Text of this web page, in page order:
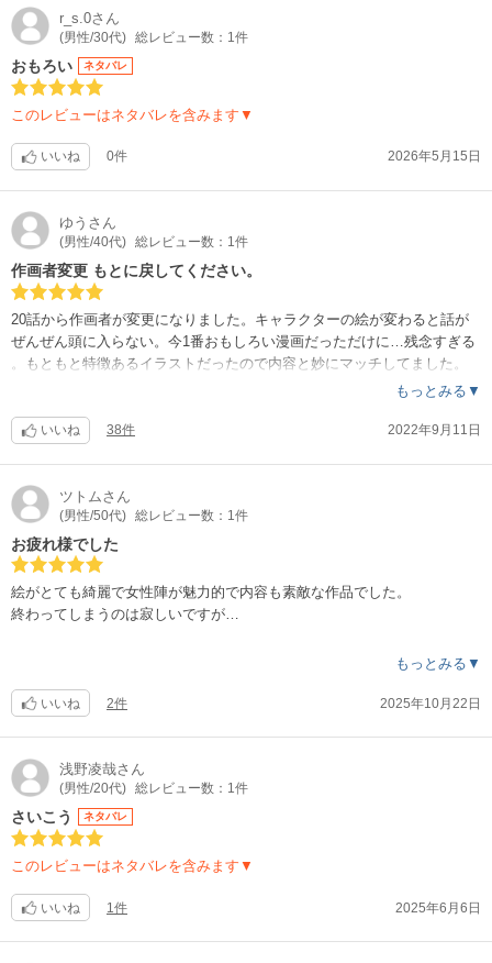
r_s.0さん
(男性/30代) 総レビュー数：1件
おもろい ネタバレ
このレビューはネタバレを含みます▼
いいね 0件 2026年5月15日
ゆう さん
(男性/40代) 総レビュー数：1件
作画者変更 もとに戻してください。
20話から作画者が変更になりました。キャラクターの絵が変わると話が
ぜんぜん頭に入らない。今1番おもしろい漫画だっただけに…残念すぎる
。もともと特徴あるイラストだったので内容と妙にマッチしてました。
てか、作画者が変わるとか普通あることなの？はぁ…もったいない。せ
もっとみる▼
いいね 38件 2022年9月11日
ツトム さん
(男性/50代) 総レビュー数：1件
お疲れ様でした
絵がとても綺麗で女性陣が魅力的で内容も素敵な作品でした。
終わってしまうのは寂しいですが…
もっとみる▼
いいね 2件 2025年10月22日
浅野凌哉さん
(男性/20代) 総レビュー数：1件
さいこう ネタバレ
このレビューはネタバレを含みます▼
いいね 1件 2025年6月6日